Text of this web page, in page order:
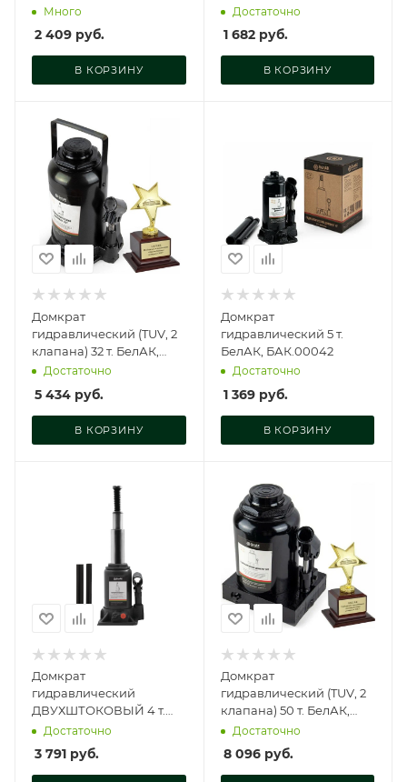
Много
2 409 руб.
В КОРЗИНУ
БАК.00030
Достаточно
1 682руб.
В КОРЗИНУ
Домкрат
гидравлический (TUV, 2
клапана) 32 т. БелАК,
БАК.00037
Достаточно
5 434 руб.
В КОРЗИНУ
Домкрат
гидравлический 5 т.
БелАК, БАК.00042
Достаточно
1 369руб.
В КОРЗИНУ
Домкрат
гидравлический
ДВУХШТОКОВЫЙ 4 т.
БелАК, БАК.20041
Достаточно
3 791 руб.
Домкрат
гидравлический (TUV, 2
клапана) 50 т. БелАК,
БАК.00038
Достаточно
8 096руб.